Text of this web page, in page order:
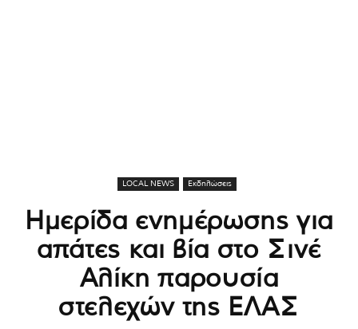
LOCAL NEWS Εκδηλώσεις
Ημερίδα ενημέρωσης για
απάτες και βία στο Σινέ
Αλίκη παρουσία
στελεχών της ΕΛΑΣ